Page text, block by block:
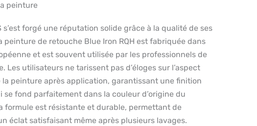
peinture
s’est forgé une réputation solide grâce à la qualité de ses
peinture de retouche Blue Iron RQH est fabriquée dans
et est souvent utilisée par les professionnels de
Les utilisateurs ne tarissent pas d’éloges sur l’aspect
la peinture après application, garantissant une finition
se fond parfaitement dans la couleur d’origine du
formule est résistante et durable, permettant de
éclat satisfaisant même après plusieurs lavages.